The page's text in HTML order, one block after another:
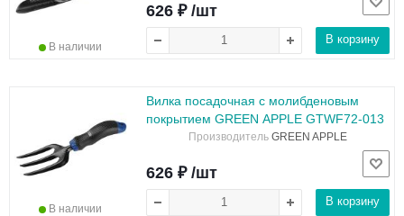
В наличии
626 ₽ /шт
В корзину
Вилка посадочная с молибденовым
покрытием GREEN APPLE GTWF72-013
Производитель GREEN APPLE
В наличии
626 ₽ /шт
В корзину